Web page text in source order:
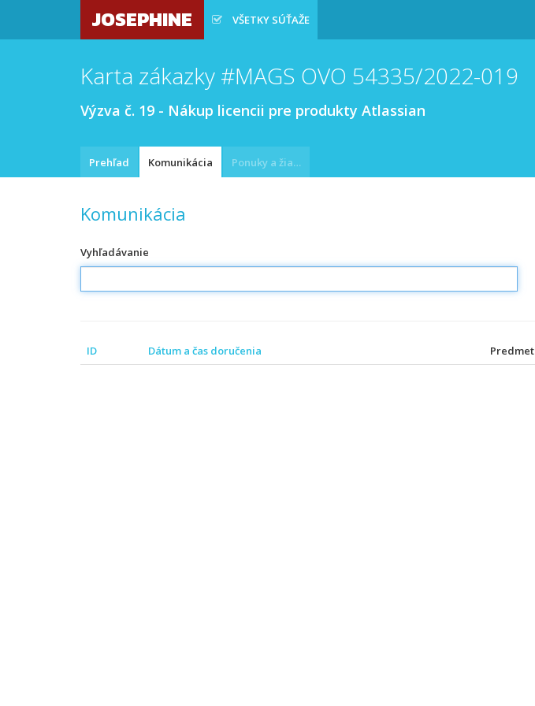
JOSEPHINE VŠETKY SÚŤAŽE
Karta zákazky #MAGS OVO 54335/2022-019
Výzva č. 19 - Nákup licencii pre produkty Atlassian
Prehľad Komunikácia Ponuky a žiadosti
Komunikácia
Vyhľadávanie
ID Dátum a čas doručenia Predmet